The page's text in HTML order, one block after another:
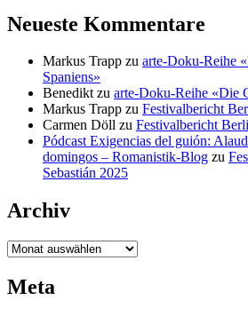
Neueste Kommentare
Markus Trapp zu arte-Doku-Reihe
Spaniens»
Benediktzu arte-Doku-Reihe «Die
Markus Trapp zu Festivalbericht
Carmen Döll zu Festivalbericht
Pódcast Exigencias del guión:
domingos – Romanistik-Blog zu
Sebastián 2025
Archiv
Archiv
Meta